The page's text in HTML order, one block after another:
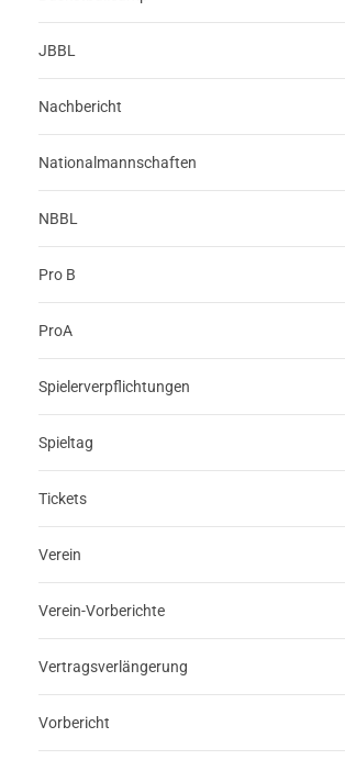
JBBL
Nachbericht
Nationalmannschaften
NBBL
Pro B
ProA
Spielerverpflichtungen
Spieltag
Tickets
Verein
Verein-Vorberichte
Vertragsverlängerung
Vorbericht